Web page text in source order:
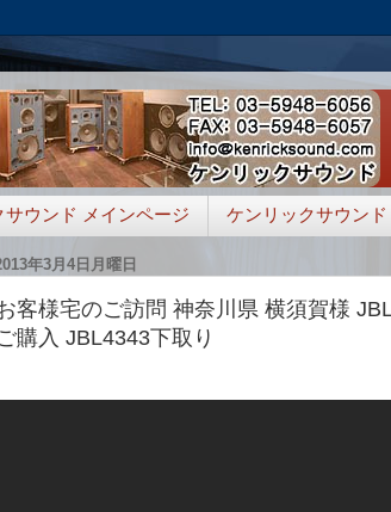
サウンド メインページ ケンリックサウン
年3月4日月曜日
客様宅のご訪問 神奈川県 横須賀様
購入 JBL4343下取り